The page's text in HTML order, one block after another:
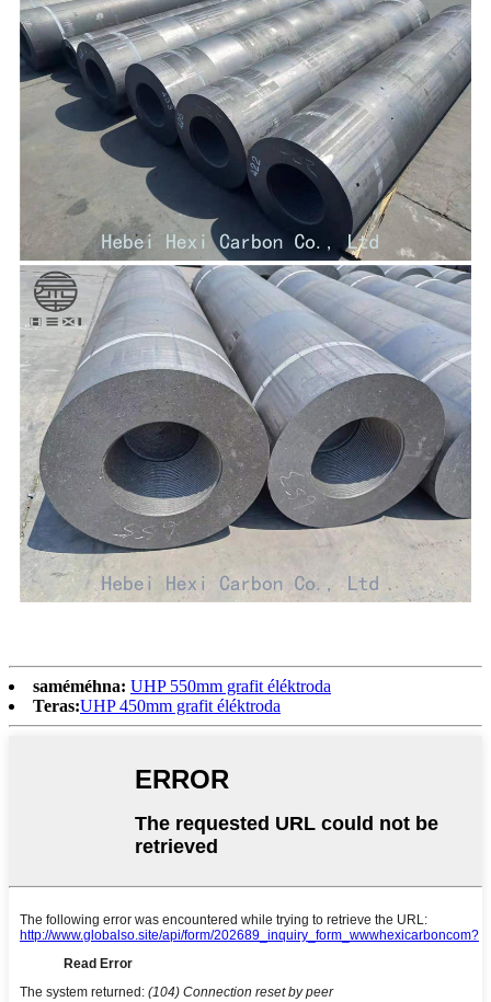
saméméhna: UHP 550mm grafit éléktroda
Teras:UHP 450mm grafit éléktroda